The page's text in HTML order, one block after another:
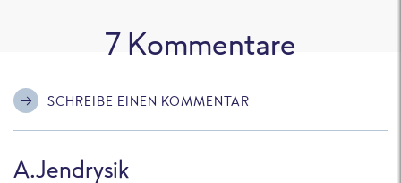
7Kommentare
SCHREIBE EINEN KOMMENTAR
A.Jendrysik